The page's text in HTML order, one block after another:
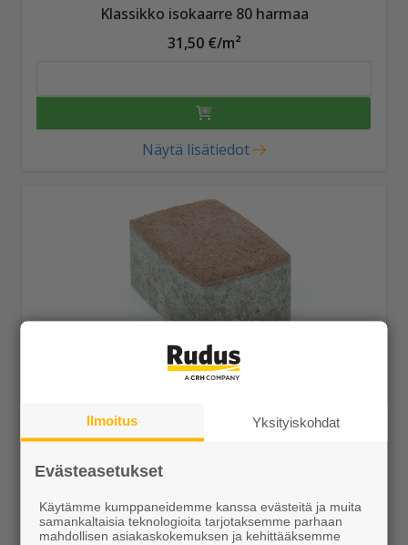
Klassikko isokaarre 80 harmaa
31,50 €/m²
Näytä lisätiedot
Näytä lisätiedot
Ilmoitus Yksityiskohdat
Evästeasetukset
Käytämme kumppaneidemme kanssa evästeitä ja muita
samankaltaisia teknologioita tarjotaksemme parhaan
mahdollisen asiakaskokemuksen ja kehittääksemme